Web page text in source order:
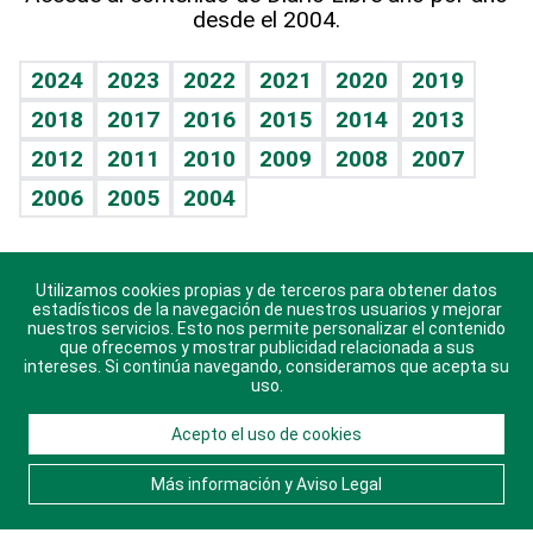
Vida y familia
Eñe
Celebrando la vida
Sin complejos
En pocas palabras
Escuchando al corazón
Economía Personal
TBT Deportivo
Guía del dinero
Horóscopos
Crucigramas
desde el 2004.
2024 2023 2022 2021 2020
2019
2018
2017 2016 2015 2014
2013
2012
2011 2010 2009 2008
2007
2006
2005 2004
Descarga nuestras aplicaciones para Android, iOS y
sistema Huawei.
© 2021 Diario Libre, todos los derechos reservados.
Consulta elAviso Legal. Ponte en Contacto
nosotros y conoce más sobre Diario Libre
Utilizamos cookies propias y de terceros para obtener datos
estadísticos de la navegación de nuestros usuarios y mejorar
nuestros servicios. Esto nos permite personalizar el contenido
que ofrecemos y mostrar publicidad relacionada a sus
intereses. Si continúa navegando, consideramos que acepta su
uso.
Acepto el uso de cookies
Más información y Aviso Legal